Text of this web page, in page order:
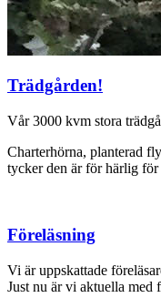
Trädgården!
Vår 3000 kvm stora
Charterhörna, planterad
tycker den är för härlig
Föreläsning
Vi är uppskattade
Just nu är vi aktuella med